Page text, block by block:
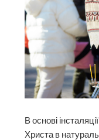
В основі
Христа в